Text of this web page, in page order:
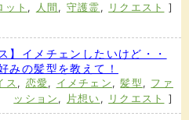
ット , 人間 , 守護霊 , リクエスト ]
】イメチェンしたいけど・・
みの髪型を教えて！
ス , 恋愛, イメチェン ,髪型 , ファ
ッション , 片想い , リクエスト ]